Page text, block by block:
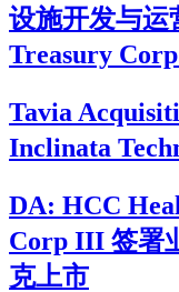
设施开发与运
Treasury
Tavia
Inclinata
DA: HCC
Corp III 签署
克上市